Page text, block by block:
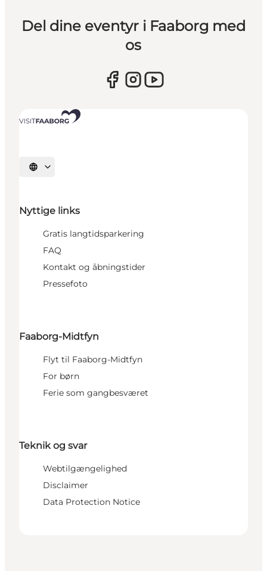
Del dine eventyr i Faaborg med
os
Vælg sprog
Nyttige links
Gratis langtidsparkering
FAQ
Kontakt og åbningstider
Pressefoto
Faaborg-Midtfyn
Flyt til Faaborg-Midtfyn
For børn
Ferie som gangbesværet
Teknik og svar
Webtilgængelighed
Disclaimer
Data Protection Notice